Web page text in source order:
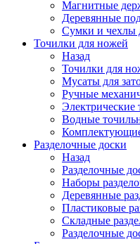
Магнитные
Деревянные
Сумки и чехлы
Точилки для ножей
Назад
Точилки для
Мусаты для
Ручные
Электрические
Водные
Разделочные доски
Назад
Разделочные
Наборы
Деревянные
Пластиковые
Складные
Разделочные